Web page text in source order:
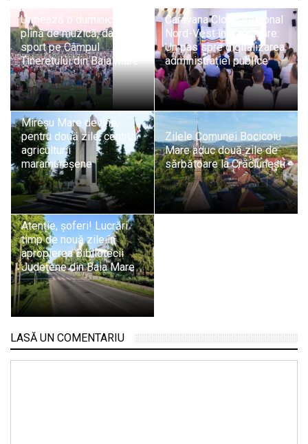
Urmează o duminică
plină de muzică, dans și
sport pe Câmpul
Tineretului din Baia Mare
Caravana Cloud Regional
Nord-Vest în Baia Mare:
Un pas spre digitalizarea
administrației publice
Mireșu Mare devine,
pentru două zile, centrul
agriculturii
maramureșene
Zilele Comunei Bocicoiu
Mare aduc două zile de
sărbătoare la Crăciunești
Atenție, șoferi! Lucrări
timp de nouă zile în
apropierea Bibliotecii
Județene din Baia Mare
LASĂ UN COMENTARIU